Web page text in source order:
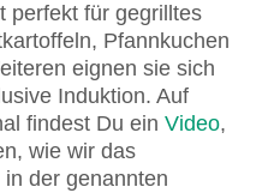
perfekt für gegrilltes
Pfannkuchen
eignen sie sich
Induktion. Auf
findest Du ein Video,
wie wir das
der genannten